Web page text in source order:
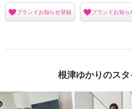
ブランドお知らせ登録 ブランドお知ら
根津ゆかりのス